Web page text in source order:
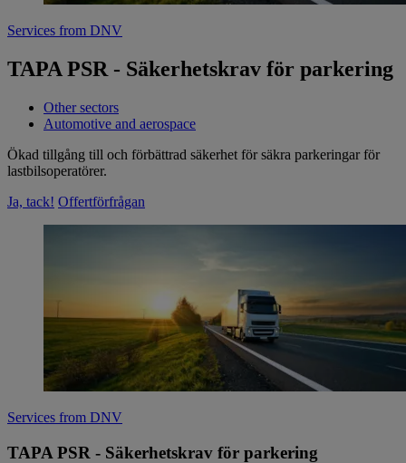
Services from DNV
TAPA PSR - Säkerhetskrav för parkering
Other sectors
Automotive and aerospace
Ökad tillgång till och förbättrad säkerhet för säkra parkeringar för
lastbilsoperatörer.
Ja, tack! Offertförfrågan
Services from DNV
TAPA PSR - Säkerhetskrav för parkering